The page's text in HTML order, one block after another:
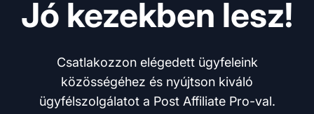
Jó kezekben lesz!
Csatlakozzon elégedett ügyfeleink
közösségéhez és nyújtson kiváló
ügyfélszolgálatot a Post Affiliate Pro-val.